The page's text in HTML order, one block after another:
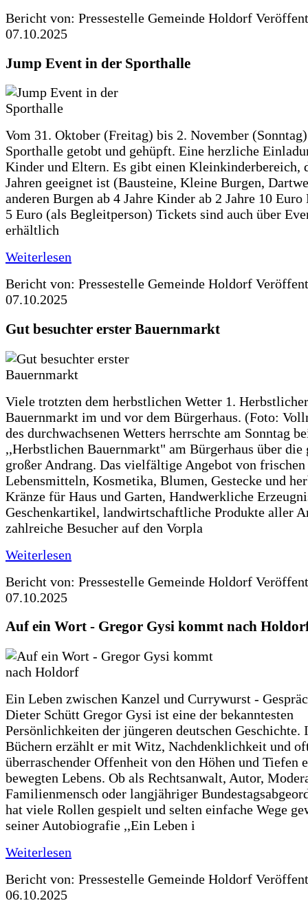
Bericht von: Pressestelle Gemeinde Holdorf
07.10.2025
Jump Event in der Sporthalle
Vom 31. Oktober (Freitag) bis 2. November
Sporthalle getobt und gehüpft. Eine herzliche
Kinder und Eltern. Es gibt einen Kleinkinderbereich,
Jahren geeignet ist (Bausteine, Kleine Burgen,
anderen Burgen ab 4 Jahre Kinder ab 2 Jahre 10 Euro
5 Euro (als Begleitperson) Tickets sind auch über
erhältlich
Weiterlesen
Bericht von: Pressestelle Gemeinde Holdorf
07.10.2025
Gut besuchter erster Bauernmarkt
Viele trotzten dem herbstlichen Wetter 1. Herbstlicher
Bauernmarkt im und vor dem Bürgerhaus. (Foto:
des durchwachsenen Wetters herrschte am Sonntag
,,Herbstlichen Bauernmarkt" am Bürgerhaus über die
großer Andrang. Das vielfältige Angebot von frischen
Lebensmitteln, Kosmetika, Blumen, Gestecke und
Kränze für Haus und Garten, Handwerkliche
Geschenkartikel, landwirtschaftliche Produkte aller
zahlreiche Besucher auf den Vorpla
Weiterlesen
Bericht von: Pressestelle Gemeinde Holdorf
07.10.2025
Auf ein Wort - Gregor Gysi kommt nach
Ein Leben zwischen Kanzel und Currywurst -
Dieter Schütt Gregor Gysi ist eine der bekanntesten
Persönlichkeiten der jüngeren deutschen Geschichte.
Büchern erzählt er mit Witz, Nachdenklichkeit und
überraschender Offenheit von den Höhen und Tiefen
bewegten Lebens. Ob als Rechtsanwalt, Autor,
Familienmensch oder langjähriger
hat viele Rollen gespielt und selten einfache Wege
seiner Autobiografie ,,Ein Leben i
Weiterlesen
Bericht von: Pressestelle Gemeinde Holdorf
06.10.2025